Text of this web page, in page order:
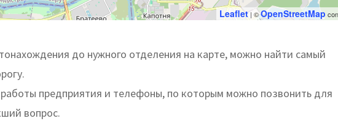
Leaflet | ©OpenStreetMap
до нужного отделения на карте, можно найти самый
предприятия и телефоны, по которым можно позвонить для
вопрос.